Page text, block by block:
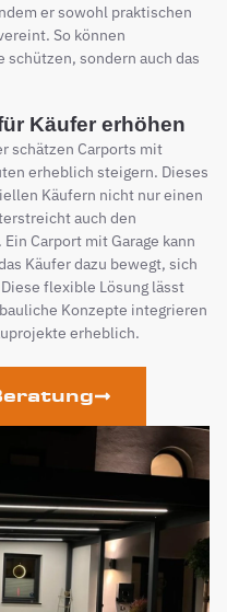
er sowohl praktischen
So können
sondern auch das
Käufer erhöhen
schätzen Carports mit
erheblich steigern. Dieses
Käufern nicht nur einen
auch den
Carport mit Garage kann
Käufer dazu bewegt, sich
flexible Lösung lässt
Konzepte integrieren
erheblich.